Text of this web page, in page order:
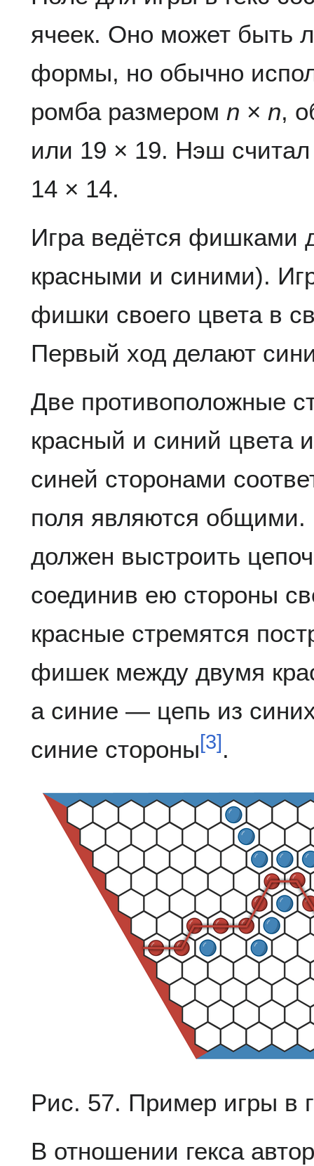
ячеек. Оно может быть
формы, но обычно
ромба размером n × n,
или 19 × 19. Нэш
14 × 14.
Игра ведётся фишками
красными и синими).
фишки своего цвета в
Первый ход делают
Две противоположные
красный и синий цвета
синей сторонами
поля являются общими.
должен выстроить
соединив ею стороны
красные стремятся
фишек между двумя
а синие — цепь из
синие стороны[3] .
Рис. 57. Пример игры в
В отношении гекса